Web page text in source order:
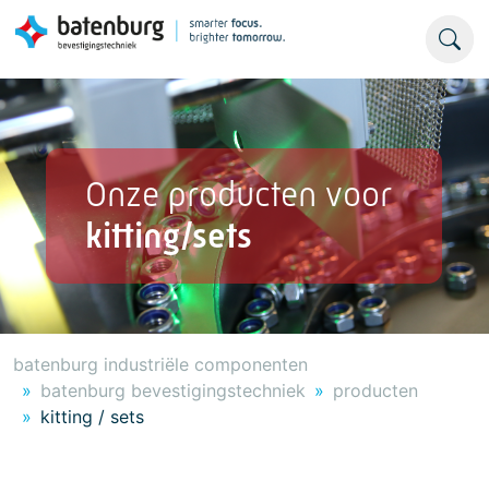
Onze producten voor
kitting/sets
batenburg industriële componenten
batenburg bevestigingstechniek
producten
kitting / sets